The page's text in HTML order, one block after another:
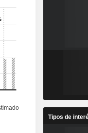
Tipos de